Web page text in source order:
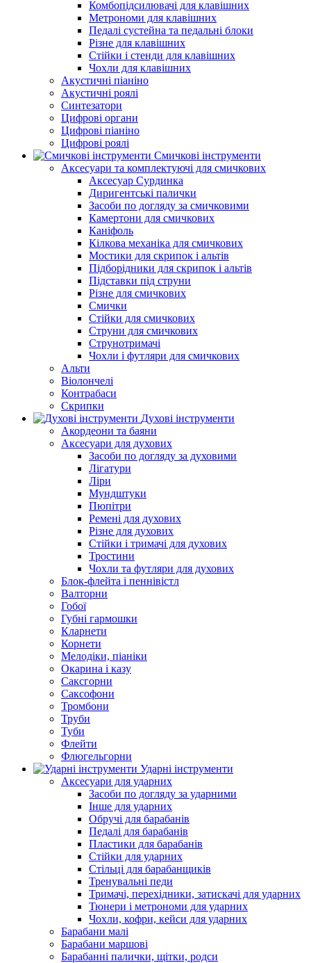
Комбопідсилювачі для клавішних
Метрономи для клавішних
Педалі сустейна та педальні блоки
Різне для клавішних
Стійки і стенди для клавішних
Чохли для клавішних
Акустичні піаніно
Акустичні роялі
Синтезатори
Цифрові органи
Цифрові піаніно
Цифрові роялі
Смичкові інструменти
Аксесуари та комплектуючі для смичкових
Аксесуар Сурдинка
Диригентські палички
Засоби по догляду за смичковими
Камертони для смичкових
Каніфоль
Кілкова механіка для смичкових
Мостики для скрипок і альтів
Підборiдники для скрипок і альтів
Підставки під струни
Різне для смичкових
Смички
Стійки для смичкових
Струни для смичкових
Струнотримачі
Чохли і футляри для смичкових
Альти
Віолончелі
Контрабаси
Скрипки
Духові інструменти
Акордеони та баяни
Аксесуари для духових
Засоби по догляду за духовими
Лігатури
Ліри
Мундштуки
Пюпітри
Ремені для духових
Різне для духових
Стійки і тримачі для духових
Тростини
Чохли та футляри для духових
Блок-флейта і пеннівістл
Валторни
Гобої
Губні гармошки
Кларнети
Корнети
Мелодіки, піаніки
Окарина і казу
Саксгорни
Саксофони
Тромбони
Труби
Туби
Флейти
Флюгельгорни
Ударні інструменти
Аксесуари для ударних
Засоби по догляду за ударними
Інше для ударних
Обручі для барабанів
Педалі для барабанів
Пластики для барабанів
Стійки для ударних
Стільці для барабанщиків
Тренувальні педи
Тримачі, перехідники, затискачі для ударних
Тюнери і метрономи для ударних
Чохли, кофри, кейси для ударних
Барабани малі
Барабани маршові
Барабанні палички, щітки, родси